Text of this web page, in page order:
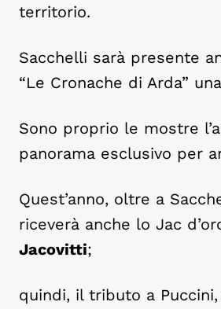
territorio.
Sacchelli sarà presente
“Le Cronache di Arda”
Sono proprio le mostre
panorama esclusivo per
Quest’anno, oltre a
riceverà anche lo Jac
Jacovitti;
quindi, il tributo a